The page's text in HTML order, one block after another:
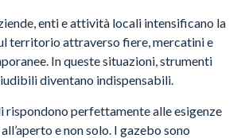
enti e attività locali intensificano la
territorio attraverso fiere, mercatini e
In queste situazioni, strumenti
diventano indispensabili.
rispondono perfettamente alle esigenze
e non solo. I gazebo sono